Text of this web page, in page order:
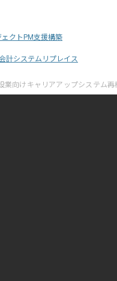
ェクトPM支援構築
計システムリプレイス
業向けキャリアアップシステム